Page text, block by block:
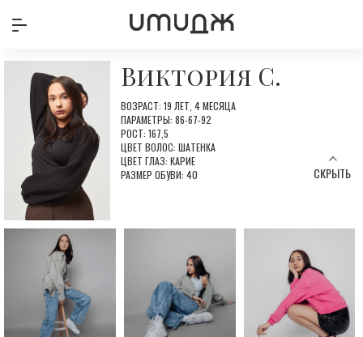
Виктория С.
ВОЗРАСТ: 19 ЛЕТ, 4 МЕСЯЦА
ПАРАМЕТРЫ: 86-67-92
РОСТ: 167,5
ЦВЕТ ВОЛОС: ШАТЕНКА
ЦВЕТ ГЛАЗ: КАРИЕ
РАЗМЕР ОБУВИ: 40
СКРЫТЬ